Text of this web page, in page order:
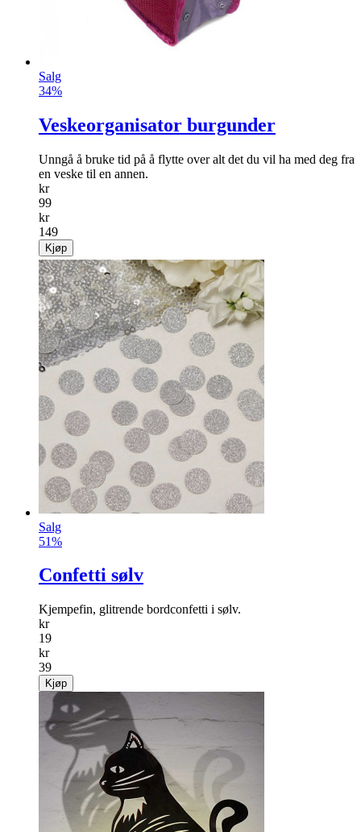
Salg
34%
Veskeorganisator burgunder
Unngå å bruke tid på å flytte over alt det du vil ha med deg fra
en veske til en annen.
kr
99
kr
149
Kjøp
Salg
51%
Confetti sølv
Kjempefin, glitrende bordconfetti i sølv.
kr
19
kr
39
Kjøp